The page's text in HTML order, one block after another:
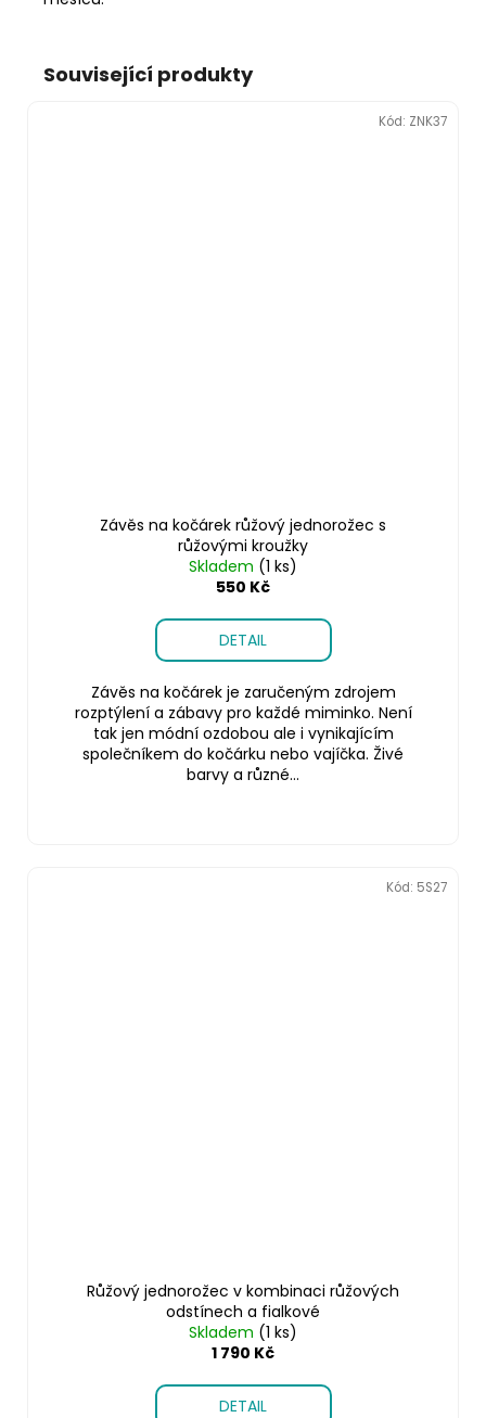
Související produkty
Závěs na kočárek růžový jednorožec s
růžovými kroužky
Skladem (1 ks)
550 Kč
DETAIL
Závěs na kočárek je zaručeným zdrojem
rozptýlení a zábavy pro každé miminko. Není
tak jen módní ozdobou ale i vynikajícím
společníkem do kočárku nebo vajíčka. Živé
barvy a různé...
Kód: ZNK37
Růžový jednorožec v kombinaci růžových
odstínech a fialkové
Skladem (1 ks)
1 790 Kč
DETAIL
Kód: 5S27